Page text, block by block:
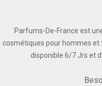
Parfums-De-France est
cosmétiques pour hommes
disponible 6/7 Jrs et